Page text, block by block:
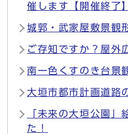
催します【開催終了】
城郭・武家屋敷景観
ご存知ですか？屋外
南一色くすのき台景
大垣市都市計画道路
「未来の大垣公園」
た！